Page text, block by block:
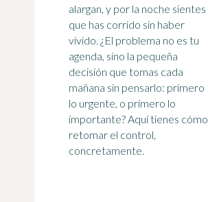
alargan, y por la noche sientes
que has corrido sin haber
vivido. ¿El problema no es tu
agenda, sino la pequeña
decisión que tomas cada
mañana sin pensarlo: primero
lo urgente, o primero lo
importante? Aquí tienes cómo
retomar el control,
concretamente.